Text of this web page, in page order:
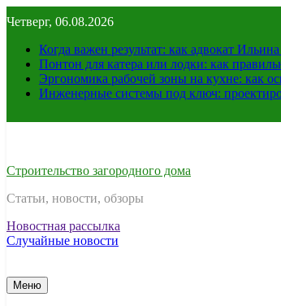
к
содержимому
Четверг, 06.08.2026
Когда важен результат: как адвокат
Понтон для катера или лодки: как
Эргономика рабочей зоны на кухне: как
Инженерные системы под ключ:
Строительство загородного дома
Статьи, новости, обзоры
Новостная рассылка
Случайные новости
Меню